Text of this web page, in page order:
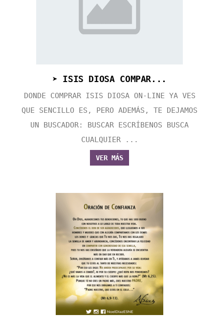
➤ ISIS DIOSA COMPAR...
DONDE COMPRAR ISIS DIOSA ON-LINE YA VES
QUE SENCILLO ES, PERO ADEMÁS, TE DEJAMOS
UN BUSCADOR: BUSCAR ESCRÍBENOS BUSCA
CUALQUIER ...
VER MÁS